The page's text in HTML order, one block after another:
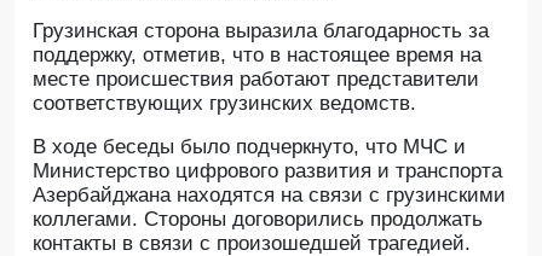
Грузинская сторона выразила благодарность за
поддержку, отметив, что в настоящее время на
месте происшествия работают представители
соответствующих грузинских ведомств.
В ходе беседы было подчеркнуто, что МЧС и
Министерство цифрового развития и транспорта
Азербайджана находятся на связи с грузинскими
коллегами. Стороны договорились продолжать
контакты в связи с произошедшей трагедией.